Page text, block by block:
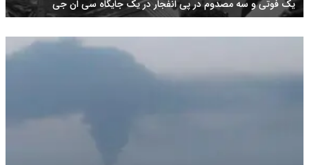
یک فوتی و سه مصدوم در پی انفجار در یک جایگاه سی ان جی